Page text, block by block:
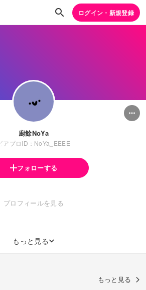
ログイン・新規登録
廚餘NoYa
アプロID：NoYa_EEEE
フォローする
プロフィールを見る
もっと見る
もっと見る